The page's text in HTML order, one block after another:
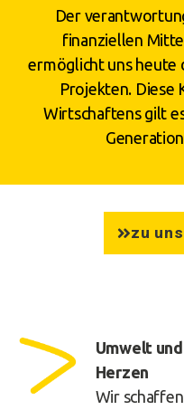
Der
finanziellen
ermöglicht uns heute
Projekten. Diese
Wirtschaftens gilt
zu
Umwelt
Herzen
Wir